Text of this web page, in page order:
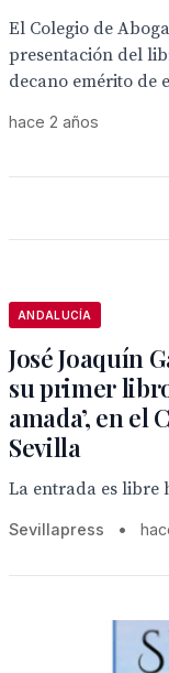
El Colegio de
presentación del
decano emérito de
hace 2 años
ANDALUCÍA
José Joaquín
su primer
amada’, en el
Sevilla
La entrada es libre
Sevillapress •